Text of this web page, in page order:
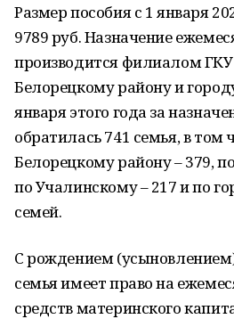
Размер пособия с 1 января
9789 руб. Назначение
производится филиалом
Белорецкому району и
января этого года за
обратилась 741 семья, в том
Белорецкому району – 379,
по Учалинскому – 217 и по
семей.
С рождением
семья имеет право на
средств материнского